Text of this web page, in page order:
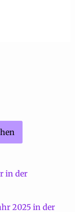
in der
2025 in der